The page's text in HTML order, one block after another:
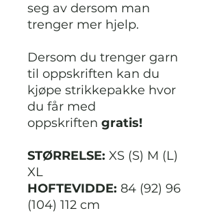
seg av dersom man
trenger mer hjelp.
Dersom du trenger garn
til oppskriften kan du
kjøpe strikkepakke hvor
du får med
oppskriften gratis!
STØRRELSE: XS (S) M (L)
XL
HOFTEVIDDE: 84 (92) 96
(104) 112 cm